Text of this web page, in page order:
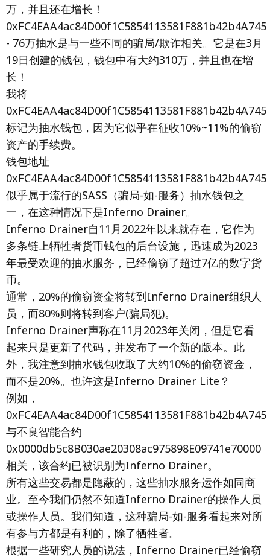
万，并且还在增长！
0xFC4EAA4ac84D00f1C5854113581F881b42b4A745
- 76万抽水是与一些不同的骗局/欺诈相关。它是在3月
19日创建的钱包，钱包中有大约310万，并且也在增
长！
我将
0xFC4EAA4ac84D00f1C5854113581F881b42b4A745
标记为抽水钱包，因为它似乎在征收10%~11%的偷窃
资产的手续费。
钱包地址
0xFC4EAA4ac84D00f1C5854113581F881b42b4A745
似乎属于流行的SASS（骗局-如-服务）抽水钱包之
一，在这种情况下是Inferno Drainer。
Inferno Drainer自11月2022年以来就存在，它作为
多条链上牺牲者货币钱包的后台设施，迅速成为2023
年最受欢迎的抽水服务，已经偷窃了超过7亿的数字货
币。
通常，20%的偷窃资金将转到Inferno Drainer组织人
员，而80%则将转到客户(骗局犯)。
Inferno Drainer声称在11月2023年关闭，但是它看
起来只是更新了代码，并发布了一个新的版本。此
外，我注意到抽水钱包收取了大约10%的偷窃资金，
而不是20%。也许这是Inferno Drainer Lite？
例如，
0xFC4EAA4ac84D00f1C5854113581F881b42b4A745
与不良智能合约
0x0000db5c8B030ae20308ac975898E09741e70000
相关，该合约已被识别为Inferno Drainer。
所有这些交易都是隐蔽的，这些抽水服务运作如同商
业。至今我们仍然不知道Inferno Drainer的操作人员
或操作人员。我们知道，这种骗局-如-服务看起来对所
有参与方都是有利的，除了牺牲者。
根据一些研究人员的说法，Inferno Drainer已经偷窃